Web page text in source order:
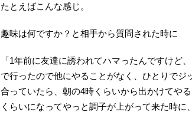
たとえばこんな感じ。
趣味は何ですか？と相手から質問された時に
「1年前に友達に誘われてハマったんですけど
で行ったので他にやることがなく、ひとりで
合っていたら、朝の4時くらいから出かけてや
くらいになってやっと調子が上がって来た時